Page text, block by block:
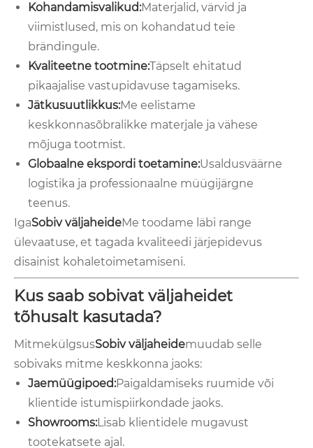
Kohandamisvalikud:Materjalid, värvid ja
viimistlused, mis on kohandatud teie
brändingule.
Kvaliteetne tootmine:Täpselt ehitatud
pikaajalise vastupidavuse tagamiseks.
Jätkusuutlikkus:Me eelistame
keskkonnasõbralikke materjale ja vähese
mõjuga tootmist.
Globaalne ekspordi toetamine:Usaldusväärne
logistika ja professionaalne müügijärgne
teenus.
IgaSobiv väljaheideMe toodame läbi range
ülevaatuse, et tagada kvaliteedi järjepidevus
disainist kohaletoimetamiseni.
Kus saab sobivat väljaheidet
tõhusalt kasutada?
MitmekülgsusSobiv väljaheidemuudab selle
sobivaks mitme keskkonna jaoks:
Jaemüügipoed:Paigaldamiseks ruumide või
klientide istumispiirkondade jaoks.
Showrooms:Lisab klientidele mugavust
tootekatsete ajal.